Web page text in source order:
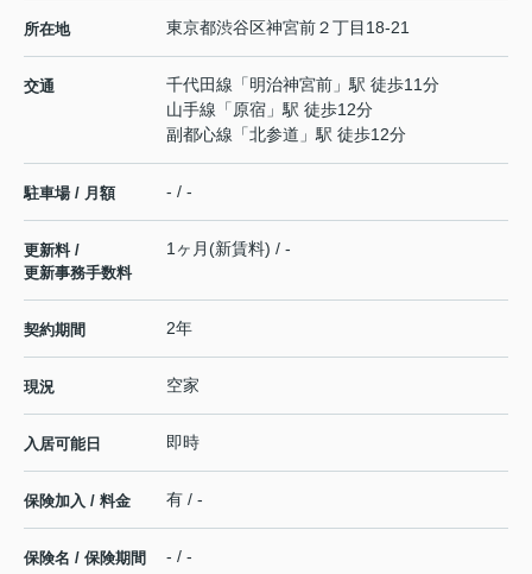
所在地 東京都渋谷区神宮前２丁目18-21
交通 千代田線 「明治神宮前 」駅 徒歩11分
山手線 「 原宿 」駅 徒歩12分
副都心線 「北参道 」駅 徒歩12分
駐車場 / 月額 - / -
更新料 /
更新事務手数料
1ヶ月(新賃料) / -
契約期間 2年
現況 空家
入居可能日 即時
保険加入 / 料金 有 / -
保険名 / 保険期間 - / -